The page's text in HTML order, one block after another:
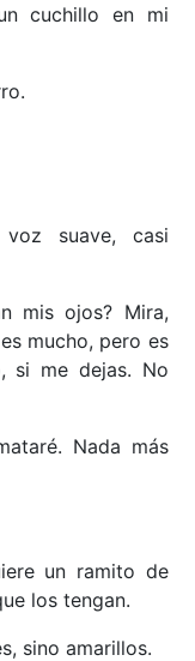
cuchillo en mi
suave, casi
mis ojos? Mira,
mucho, pero es
si me dejas. No
Nada más
un ramito de
los tengan.
sino amarillos.